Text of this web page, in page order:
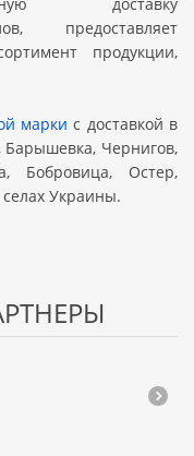
предоставляет
продукции,
маркис доставкой в
Барышевка, Чернигов,
Бобровица, Остер,
селах Украины.